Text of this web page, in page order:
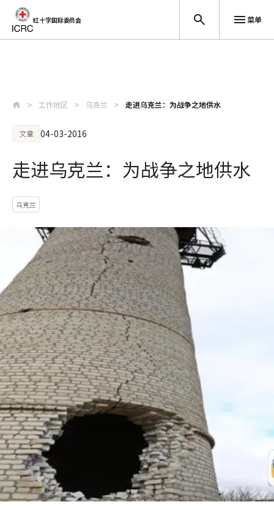
红十字国际委员会 菜单
工作地区 乌克兰 走进乌克兰：为战争之地供水
文章 04-03-2016
走进乌克兰：为战争之地供水
乌克兰